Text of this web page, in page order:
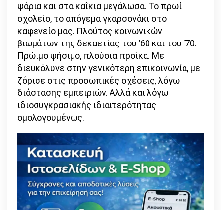
ψάρια και στα καΐκια μεγάλωσα. Το πρωί
σχολείο, το απόγεμα γκαρσονάκι στο
καφενείο μας. Πλούτος κοινωνικών
βιωμάτων της δεκαετίας του ’60 και του ’70.
Πρώιμο ψήσιμο, πλούσια προίκα. Με
διευκόλυνε στην γενικότερη επικοινωνία, με
ζόρισε στις προσωπικές σχέσεις, λόγω
διάστασης εμπειριών. Αλλά και λόγω
ιδιοσυγκρασιακής ιδιαιτερότητας
ομολογουμένως.